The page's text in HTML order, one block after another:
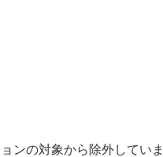
ンの対象から除外していま